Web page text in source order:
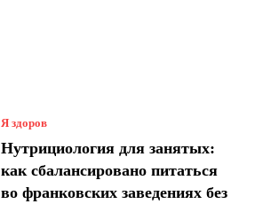
Я здоров
Нутрициология для занятых:
как сбалансировано питаться
во франковских заведениях без